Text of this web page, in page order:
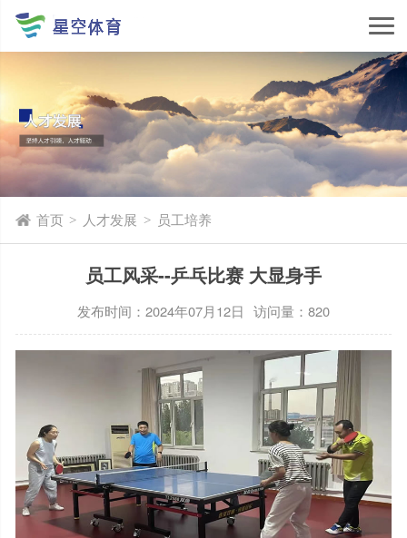
首页 > 人才发展 > 员工培养
员工风采--乒乓比赛 大显身手
发布时间：2024年07月12日 访问量：820